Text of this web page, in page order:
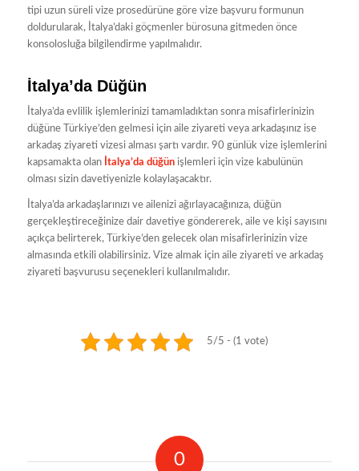
tipi uzun süreli vize prosedürüne göre vize başvuru formunun
doldurularak, İtalya’daki göçmenler bürosuna gitmeden önce
konsolosluğa bilgilendirme yapılmalıdır.
İtalya’da Düğün
İtalya’da evlilik işlemlerinizi tamamladıktan sonra misafirlerinizin
düğüne Türkiye’den gelmesi için aile ziyareti veya arkadaşınız ise
arkadaş ziyareti vizesi alması şartı vardır. 90 günlük vize işlemlerini
kapsamakta olan İtalya’da düğünişlemleri için vize kabulünün
olması sizin davetiyenizle kolaylaşacaktır.
İtalya’da arkadaşlarınızı ve ailenizi ağırlayacağınıza, düğün
gerçekleştireceğinize dair davetiye göndererek, aile ve kişi sayısını
açıkça belirterek, Türkiye’den gelecek olan misafirlerinizin vize
almasında etkili olabilirsiniz. Vize almak için aile ziyareti ve arkadaş
ziyareti başvurusu seçenekleri kullanılmalıdır.
5/5 - (1 vote)
0